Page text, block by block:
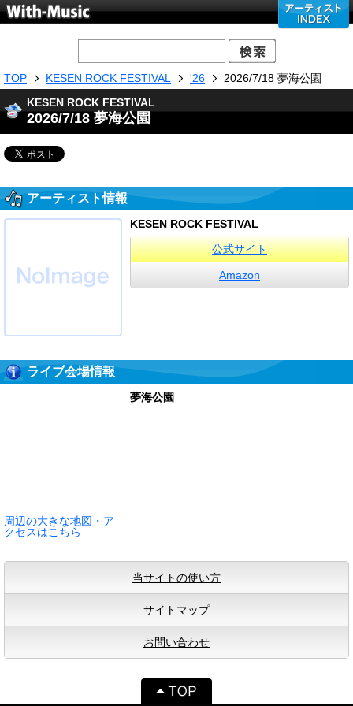
TOP KESEN ROCK FESTIVAL '26
2026/7/18 夢海公園
KESEN ROCK FESTIVAL
2026/7/18 夢海公園
アーティスト情報
KESEN ROCK FESTIVAL
公式サイト
Amazon
ライブ会場情報
周辺の大きな地図・ア
クセスはこちら
夢海公園
当サイトの使い方
サイトマップ
お問い合わせ